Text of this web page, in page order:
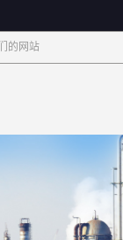
的网站